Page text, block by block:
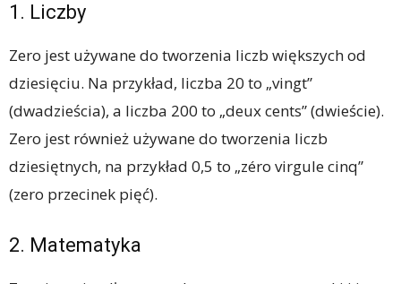
1. Liczby
Zero jest używane do tworzenia liczb większych od
dziesięciu. Na przykład, liczba 20 to „vingt”
(dwadzieścia), a liczba 200 to „deux cents” (dwieście).
Zero jest również używane do tworzenia liczb
dziesiętnych, na przykład 0,5 to „zéro virgule cinq”
(zero przecinek pięć).
2. Matematyka